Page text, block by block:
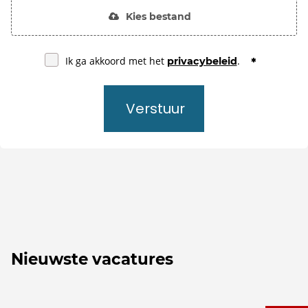
Kies bestand
Ik ga akkoord met het privacybeleid.
Verstuur
Nieuwste vacatures